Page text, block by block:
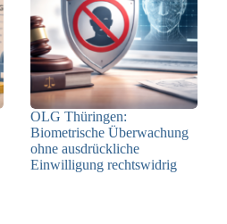
OLG Thüringen:
Biometrische Überwachung
ohne ausdrückliche
Einwilligung rechtswidrig